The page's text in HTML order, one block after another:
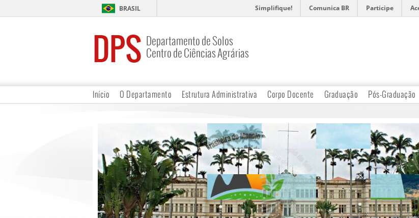
BRASIL Simplifique! Comunica BR Participe
DPS Departamento de Solos
Centro de Ciências Agrárias
Início O Departamento Estrutura Administrativa Corpo Docente Graduação Pós-Graduação